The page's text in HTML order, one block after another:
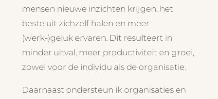
mensen nieuwe inzichten krijgen, het
beste uit zichzelf halen en meer
(werk-)geluk ervaren. Dit resulteert in
minder uitval, meer productiviteit en groei,
zowel voor de individu als de organisatie.
Daarnaast ondersteun ik organisaties en